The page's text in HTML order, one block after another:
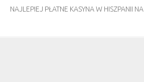
NAJLEPIEJ PŁATNE KASYNA W HISZPANII NA